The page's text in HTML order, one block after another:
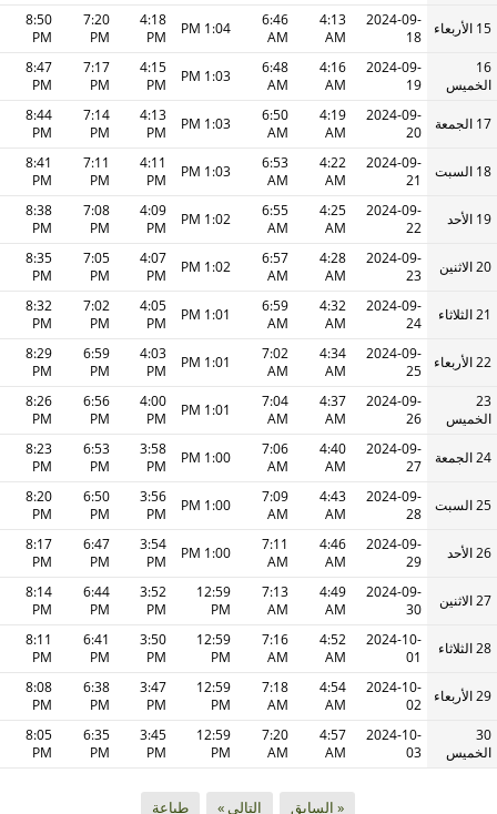
15 الأربعاء
2024-09-
18
4:13
AM
6:46
AM
1:04 PM
4:18
PM
7:20
PM
8:50
PM
16
الخميس
2024-09-
19
4:16
AM
6:48
AM
1:03 PM
4:15
PM
7:17
PM
8:47
PM
17 الجمعة
2024-09-
20
4:19
AM
6:50
AM
1:03 PM
4:13
PM
7:14
PM
8:44
PM
18 السبت
2024-09-
21
4:22
AM
6:53
AM
1:03 PM
4:11
PM
7:11
PM
8:41
PM
19 الأحد
2024-09-
22
4:25
AM
6:55
AM
1:02 PM
4:09
PM
7:08
PM
8:38
PM
20 الاثنين
2024-09-
23
4:28
AM
6:57
AM
1:02 PM
4:07
PM
7:05
PM
8:35
PM
21 الثلاثاء
2024-09-
24
4:32
AM
6:59
AM
1:01 PM
4:05
PM
7:02
PM
8:32
PM
22 الأربعاء
2024-09-
25
4:34
AM
7:02
AM
1:01 PM
4:03
PM
6:59
PM
8:29
PM
23
الخميس
2024-09-
26
4:37
AM
7:04
AM
1:01 PM
4:00
PM
6:56
PM
8:26
PM
24 الجمعة
2024-09-
27
4:40
AM
7:06
AM
1:00 PM
3:58
PM
6:53
PM
8:23
PM
25 السبت
2024-09-
28
4:43
AM
7:09
AM
1:00 PM
3:56
PM
6:50
PM
8:20
PM
26 الأحد
2024-09-
29
4:46
AM
7:11
AM
1:00 PM
3:54
PM
6:47
PM
8:17
PM
27 الاثنين
2024-09-
30
4:49
AM
7:13
AM
12:59
PM
3:52
PM
6:44
PM
8:14
PM
28 الثلاثاء
2024-10-
01
4:52
AM
7:16
AM
12:59
PM
3:50
PM
6:41
PM
8:11
PM
29 الأربعاء
2024-10-
02
4:54
AM
7:18
AM
12:59
PM
3:47
PM
6:38
PM
8:08
PM
30
الخميس
2024-10-
03
4:57
AM
7:20
AM
12:59
PM
3:45
PM
6:35
PM
8:05
PM
« السابق التالي » طباعة